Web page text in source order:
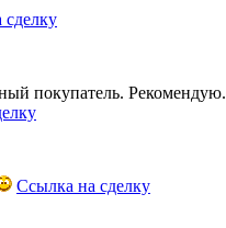
покупатель. Рекомендую.
Ссылка на сделку